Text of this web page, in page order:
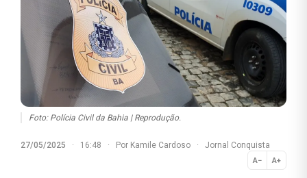
Foto: Polícia Civil da Bahia | Reprodução.
27/05/2025 · 16:48 · Por Kamile Cardoso · Jornal Conquista
A− A+
Normal